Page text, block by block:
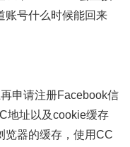
账号什么时候能回来
申请注册Facebook信
地址以及cookie缓存
览器的缓存，使用CC